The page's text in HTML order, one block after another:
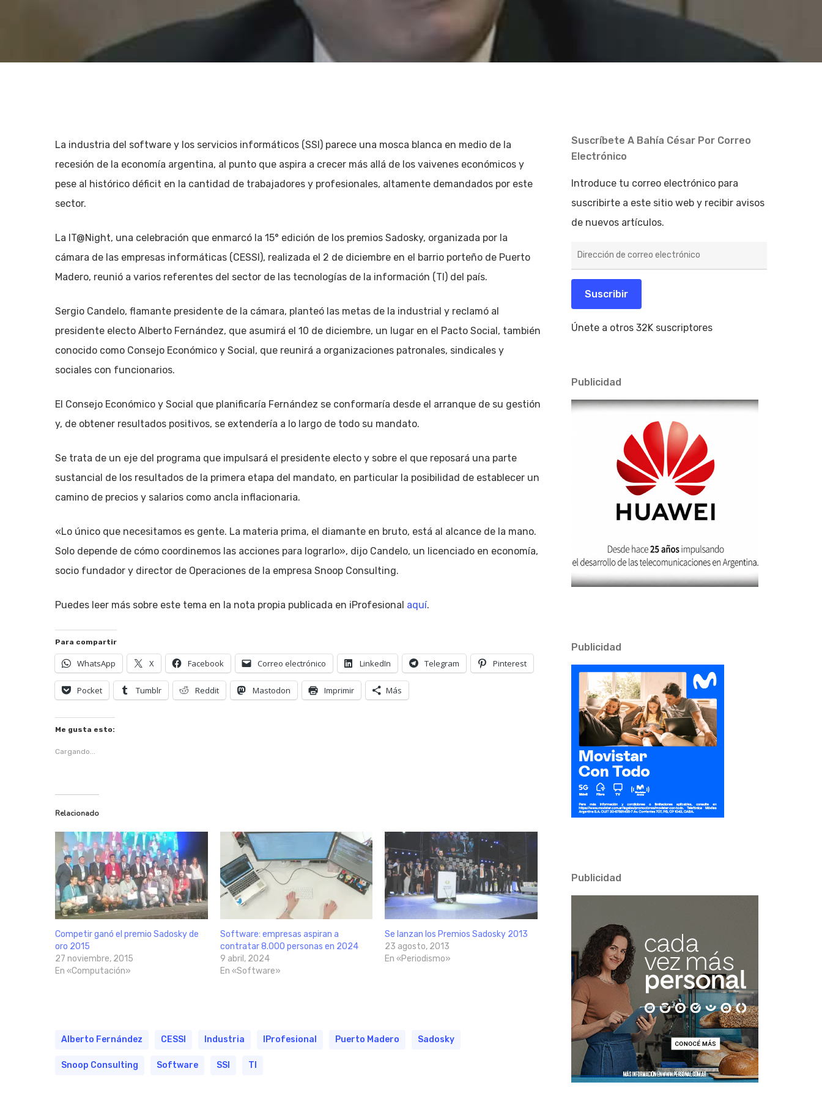
Hit enter to search or ESC to close
La industria del software y los servicios informáticos (SSI) parece una mosca blanca en medio de la
recesión de la economía argentina, al punto que aspira a crecer más allá de los vaivenes económicos y
pese al histórico déficit en la cantidad de trabajadores y profesionales, altamente demandados por este
sector.
La IT@Night, una celebración que enmarcó la 15° edición de los premios Sadosky, organizada por la
cámara de las empresas informáticas (CESSI), realizada el 2 de diciembre en el barrio porteño de Puerto
Madero, reunió a varios referentes del sector de las tecnologías de la información (TI) del país.
Sergio Candelo, flamante presidente de la cámara, planteó las metas de la industrial y reclamó al
presidente electo Alberto Fernández, que asumirá el 10 de diciembre, un lugar en el Pacto Social, también
conocido como Consejo Económico y Social, que reunirá a organizaciones patronales, sindicales y
sociales con funcionarios.
El Consejo Económico y Social que planificaría Fernández se conformaría desde el arranque de su gestión
y, de obtener resultados positivos, se extendería a lo largo de todo su mandato.
Se trata de un eje del programa que impulsará el presidente electo y sobre el que reposará una parte
sustancial de los resultados de la primera etapa del mandato, en particular la posibilidad de establecer un
camino de precios y salarios como ancla inflacionaria.
«Lo único que necesitamos es gente. La materia prima, el diamante en bruto, está al alcance de la mano.
Solo depende de cómo coordinemos las acciones para lograrlo», dijo Candelo, un licenciado en economía,
socio fundador y director de Operaciones de la empresa Snoop Consulting.
Puedes leer más sobre este tema en la nota propia publicada en iProfesional aquí.
Para compartir
WhatsApp X Facebook Correo electrónico LinkedIn Telegram Pinterest
Pocket Tumblr Reddit Mastodon Imprimir Más
Me gusta esto:
Cargando...
Relacionado
Competir ganó el premio Sadosky de
oro 2015
27 noviembre, 2015
En «Computación»
Software: empresas aspiran a
contratar 8.000 personas en 2024
9 abril, 2024
En «Software»
Se lanzan los Premios Sadosky 2013
23 agosto, 2013
En «Periodismo»
Alberto Fernández CESSI Industria IProfesional Puerto Madero Sadosky
Snoop Consulting Software SSI TI
Suscríbete A Bahía César Por Correo
Electrónico
Introduce tu correo electrónico para
suscribirte a este sitio web y recibir avisos
de nuevos artículos.
de
electrónico
Suscribir
Únete a otros 32K suscriptores
Publicidad
Publicidad
Publicidad